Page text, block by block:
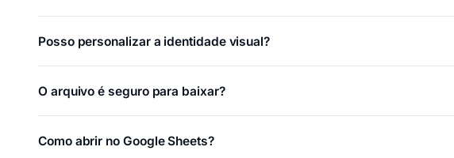
Posso personalizar a identidade visual?
O arquivo é seguro para baixar?
Como abrir no Google Sheets?